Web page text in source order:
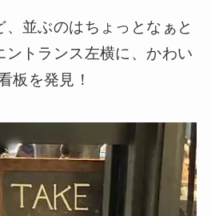
、並ぶのはちょっとなぁと
ントランス左横に、かわい
板を発見！